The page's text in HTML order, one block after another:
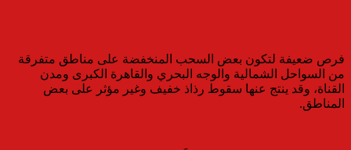
​فرص ضعيفة لتكون بعض السحب المنخفضة على مناطق متفرقة
من السواحل الشمالية والوجه البحري والقاهرة الكبرى ومدن
القناة، وقد ينتج عنها سقوط رذاذ خفيف وغير مؤثر على بعض
المناطق.